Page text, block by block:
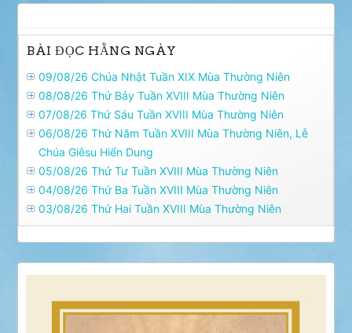
viết
BÀI ĐỌC HẰNG NGÀY
09/08/26 Chúa Nhật Tuần XIX Mùa Thường Niên
08/08/26 Thứ Bảy Tuần XVIII Mùa Thường Niên
07/08/26 Thứ Sáu Tuần XVIII Mùa Thường Niên
06/08/26 Thứ Năm Tuần XVIII Mùa Thường Niên, Lễ
Chúa Giêsu Hiển Dung
05/08/26 Thứ Tư Tuần XVIII Mùa Thường Niên
04/08/26 Thứ Ba Tuần XVIII Mùa Thường Niên
03/08/26 Thứ Hai Tuần XVIII Mùa Thường Niên